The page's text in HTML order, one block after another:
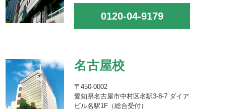
0120-04-9179
名古屋校
〒450-0002
愛知県名古屋市中村区名駅3-8-7 ダイア
ビル名駅1F（総合受付）